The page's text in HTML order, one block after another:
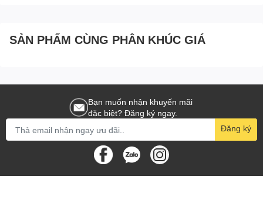
SẢN PHẨM CÙNG PHÂN KHÚC GIÁ
Bạn muốn nhận khuyến mãi
đặc biệt? Đăng ký ngay.
Đăng ký